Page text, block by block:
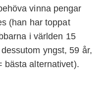
vinna pengar
(han har toppat
i världen 15
yngst, 59 år,
bästa alternativet).